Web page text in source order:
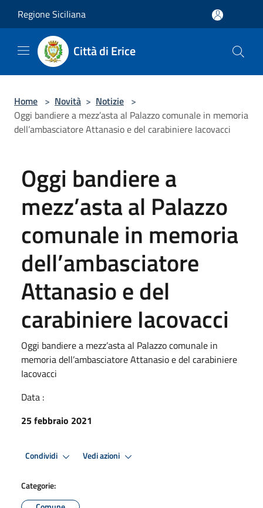
Regione Siciliana
Città di Erice
Home > Novità > Notizie >
Oggi bandiere a mezz’asta al Palazzo comunale in memoria
dell’ambasciatore Attanasio e del carabiniere Iacovacci
Oggi bandiere a
mezz’asta al Palazzo
comunale in memoria
dell’ambasciatore
Attanasio e del
carabiniere Iacovacci
Oggi bandiere a mezz’asta al Palazzo comunale in
memoria dell’ambasciatore Attanasio e del carabiniere
Iacovacci
Data :
25 febbraio 2021
Condividi Vedi azioni
Categorie: